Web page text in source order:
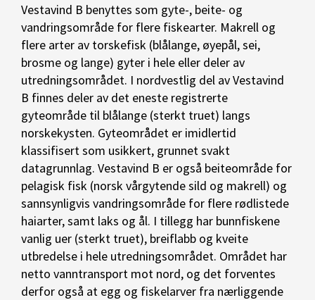
Vestavind B benyttes som gyte-, beite- og
vandringsområde for flere fiskearter. Makrell og
flere arter av torskefisk (blålange, øyepål, sei,
brosme og lange) gyter i hele eller deler av
utredningsområdet. I nordvestlig del av Vestavind
B finnes deler av det eneste registrerte
gyteområde til blålange (sterkt truet) langs
norskekysten. Gyteområdet er imidlertid
klassifisert som usikkert, grunnet svakt
datagrunnlag. Vestavind B er også beiteområde for
pelagisk fisk (norsk vårgytende sild og makrell) og
sannsynligvis vandringsområde for flere rødlistede
haiarter, samt laks og ål. I tillegg har bunnfiskene
vanlig uer (sterkt truet), breiflabb og kveite
utbredelse i hele utredningsområdet. Området har
netto vanntransport mot nord, og det forventes
derfor også at egg og fiskelarver fra nærliggende